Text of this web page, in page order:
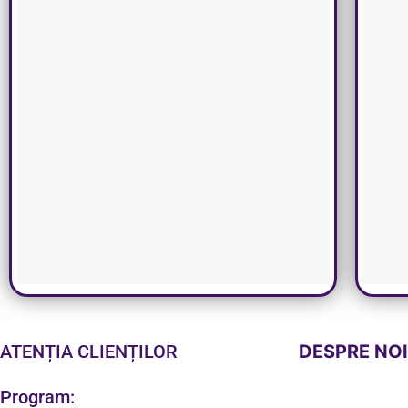
ATENȚIA CLIENȚILOR
Program:
DESPRE NOI